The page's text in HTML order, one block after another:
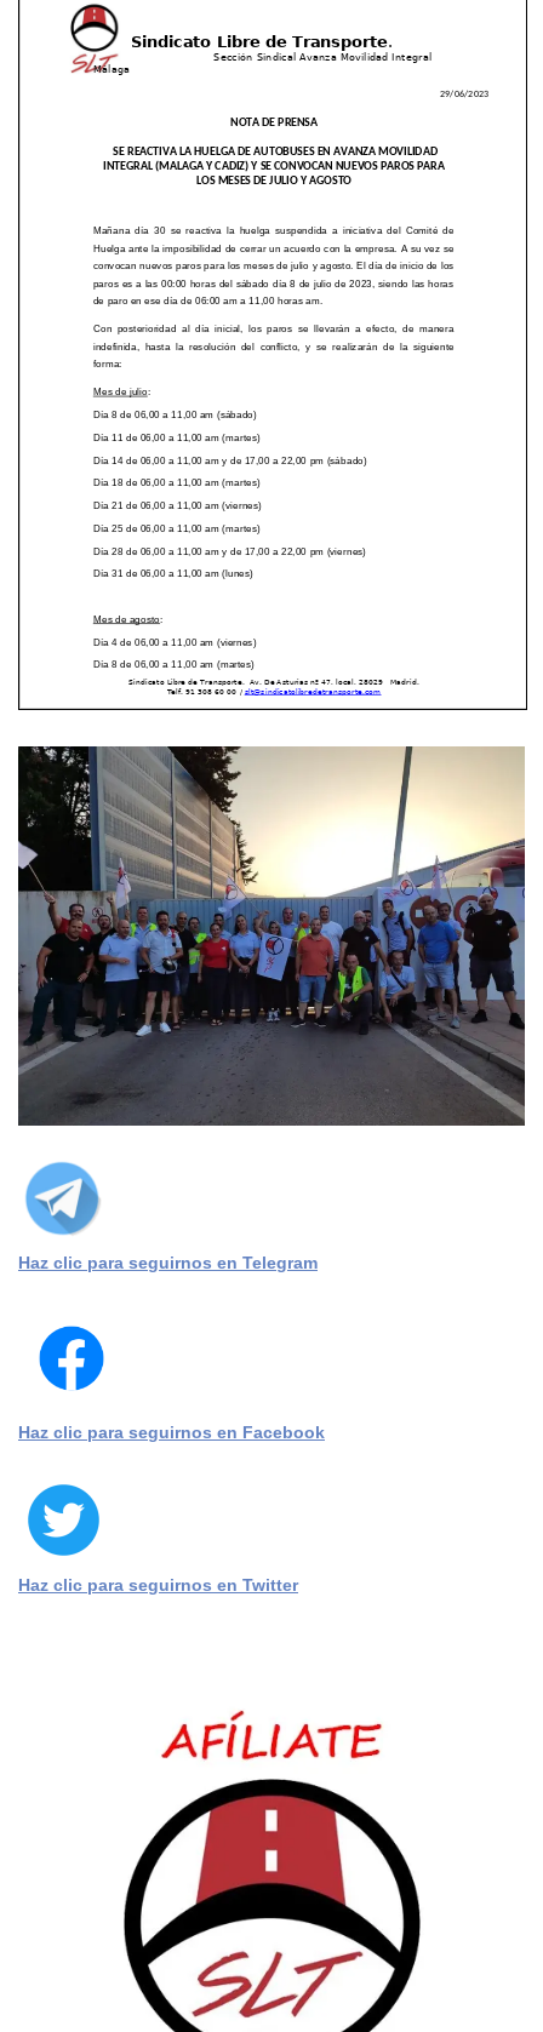
Haz clic para seguirnos en Telegram
Haz clic para seguirnos en Facebook
Haz clic para seguirnos en Twitter